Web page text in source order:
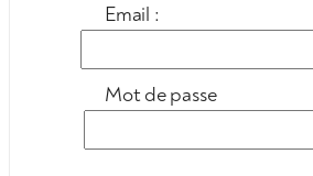
Email :
Mot de passe